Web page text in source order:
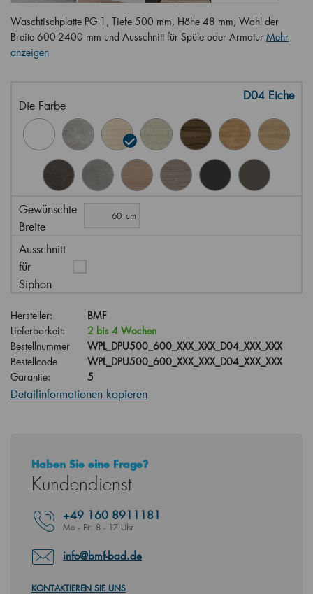
Waschtischplatte PG 1, Tiefe 500 mm, Höhe 48 mm, Wahl der
Breite 600-2400 mm und Ausschnitt für Spüle oder Armatur Mehr
anzeigen
Die Farbe
D04 Eiche
Gewünschte
Breite
Ausschnitt
für
Siphon
Hersteller:
BMF
Lieferbarkeit:
2 bis 4 Wochen
Bestellnummer
WPL_DPU500_600_XXX_XXX_D04_XXX_XXX
Bestellcode
WPL_DPU500_600_XXX_XXX_D04_XXX_XXX
Garantie:
5
Detailinformationen kopieren
Haben Sie eine Frage?
Kundendienst
+49 160 8911181
Mo - Fr: 8 - 17 Uhr
info@bmf-bad.de
KONTAKTIEREN SIE UNS